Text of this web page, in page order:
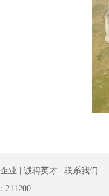
业 诚聘英才
联系我们
211200